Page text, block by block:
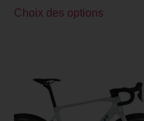
Choix des options